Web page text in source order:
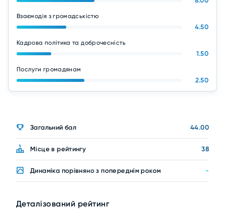
Взаємодія з громадськістю
4.50
Кадрова політика та доброчесність
1.50
Послуги громадянам
2.50
Загальний бал 44.00
Місце в рейтингу 38
Динаміка порівняно з попереднім роком -
Деталізований рейтинг